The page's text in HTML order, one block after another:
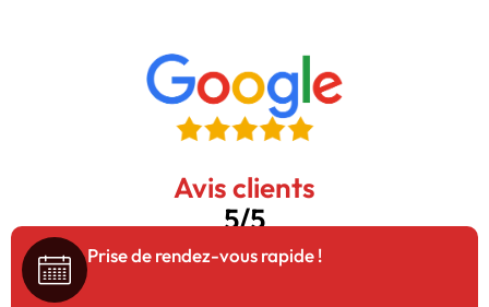
Avis clients
5/5
Prise de rendez-vous rapide !